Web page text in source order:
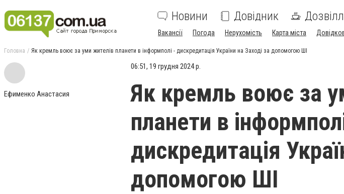
Новини Довідник
Вакансії Погода Нерухомість Карта міста
Головна Як кремль воює за уми жителів планети в інформполі - дискредитація України на Заході за допомогою ШІ
Ефименко Анастасия
06:51, 19 грудня 2024 р.
Як кремль воює за
планети в
дискредитація
допомогою ШІ